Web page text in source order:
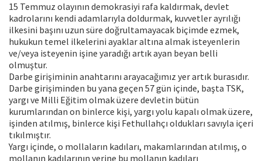
15 Temmuz olayının demokrasiyi rafa kaldırmak, devlet
kadrolarını kendi adamlarıyla doldurmak, kuvvetler ayrılığı
ilkesini başını uzun süre doğrultamayacak biçimde ezmek,
hukukun temel ilkelerini ayaklar altına almak isteyenlerin
ve/veya isteyenin işine yaradığı artık ayan beyan belli
olmuştur.
Darbe girişiminin anahtarını arayacağımız yer artık burasıdır.
Darbe girişiminden bu yana geçen 57 gün içinde, başta TSK,
yargı ve Milli Eğitim olmak üzere devletin bütün
kurumlarından on binlerce kişi, yargı yolu kapalı olmak üzere,
işinden atılmış, binlerce kişi Fethullahçı oldukları savıyla içeri
tıkılmıştır.
Yargı içinde, o mollaların kadıları, makamlarından atılmış, o
mollanın kadılarının yerine bu mollanın kadıları